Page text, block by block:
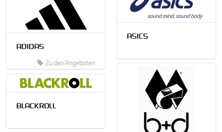
ADIDAS
Zu den Angeboten
ASICS
BLACKROLL